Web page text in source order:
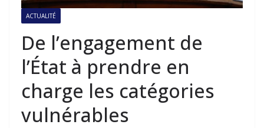
ACTUALITÉ
De l’engagement de
l’État à prendre en
charge les catégories
vulnérables